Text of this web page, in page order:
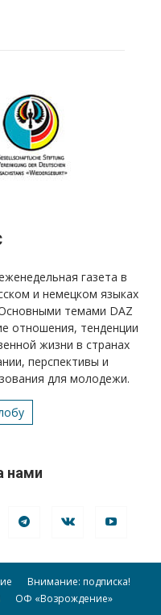
газета в
и немецком языках
темами DAZ
отношения, тенденции
жизни в странах
перспективы и
для молодежи.
нами
Внимание: подписка!
ОФ «Возрождение»